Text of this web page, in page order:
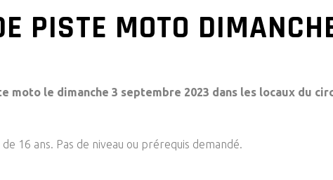
PISTE MOTO
moto le dimanche 3 septembre 2023 dans les locaux du
16 ans. Pas de niveau ou prérequis demandé.